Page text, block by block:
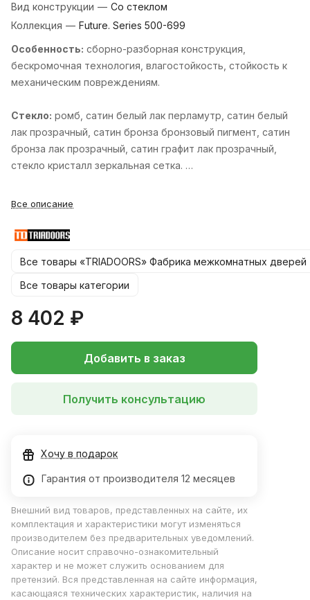
Вид конструкции — Со стеклом
Коллекция — Future. Series 500-699
Особенность: cборно-разборная конструкция,
бескромочная технология, влагостойкость, стойкость к
механическим повреждениям.
Стекло: ромб, cатин белый лак перламутр, cатин белый
лак прозрачный, cатин бронза бронзовый пигмент, cатин
бронза лак прозрачный, cатин графит лак прозрачный,
cтекло кристалл зеркальная сетка.
Стандартные размеры:
Все описание
Все товары «TRIADOORS» Фабрика межкомнатных дверей
Все товары категории
8 402 ₽
Добавить в заказ
Получить консультацию
Хочу в подарок
Гарантия от производителя 12 месяцев
Внешний вид товаров, представленных на сайте, их
комплектация и характеристики могут изменяться
производителем без предварительных уведомлений.
Описание носит справочно-ознакомительный
характер и не может служить основанием для
претензий. Вся представленная на сайте информация,
касающаяся технических характеристик, наличия на